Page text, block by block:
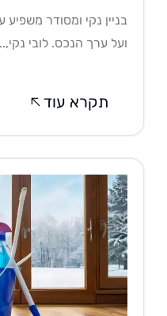
נקי ומסודר משפיע על
ערך הנכס. לובי נקי,....
תקרא עוד